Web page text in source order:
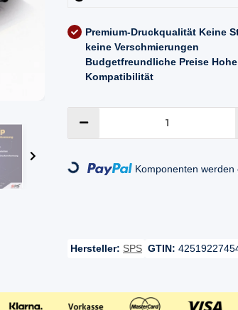
Premium-Druckqualität Keine
keine Verschmierungen
Budgetfreundliche Preise Hohe
Kompatibilität
Loading... Komponenten werden
Hersteller: SPS GTIN: